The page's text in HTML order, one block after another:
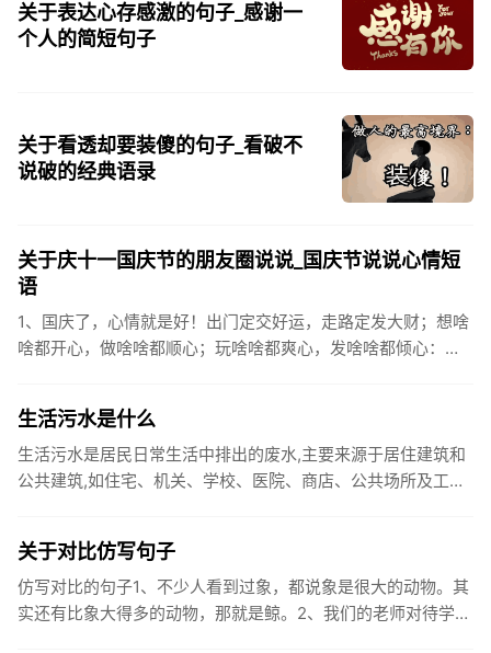
关于表达心存感激的句子_感谢一
个人的简短句子
关于看透却要装傻的句子_看破不
说破的经典语录
关于庆十一国庆节的朋友圈说说_国庆节说说心情短
语
1、国庆了，心情就是好！出门定交好运，走路定发大财；想啥
啥都开心，做啥啥都顺心；玩啥啥都爽心，发啥啥都倾心：祝
生活污水是什么
生活污水是居民日常生活中排出的废水,主要来源于居住建筑和
公共建筑,如住宅、机关、学校、医院、商店、公共场所及工业
关于对比仿写句子
仿写对比的句子1、不少人看到过象，都说象是很大的动物。其
实还有比象大得多的动物，那就是鲸。2、我们的老师对待学生